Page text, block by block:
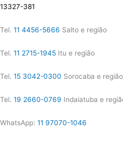
13327-381
Tel. 11 4456-5666 Salto e região
Tel. 11 2715-1945 Itu e região
Tel. 15 3042-0300 Sorocaba e região
Tel. 19 2660-0769 Indaiatuba e
WhatsApp: 11 97070-1046